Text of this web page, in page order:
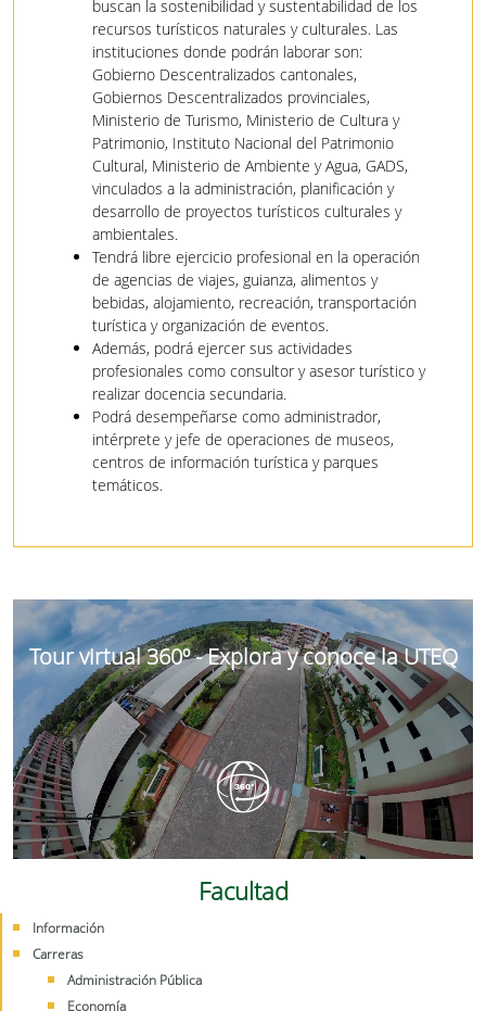
buscan la sostenibilidad y sustentabilidad de los
recursos turísticos naturales y culturales. Las
instituciones donde podrán laborar son:
Gobierno Descentralizados cantonales,
Gobiernos Descentralizados provinciales,
Ministerio de Turismo, Ministerio de Cultura y
Patrimonio, Instituto Nacional del Patrimonio
Cultural, Ministerio de Ambiente y Agua, GADS,
vinculados a la administración, planificación y
desarrollo de proyectos turísticos culturales y
ambientales.
Tendrá libre ejercicio profesional en la operación
de agencias de viajes, guianza, alimentos y
bebidas, alojamiento, recreación, transportación
turística y organización de eventos.
Además, podrá ejercer sus actividades
profesionales como consultor y asesor turístico y
realizar docencia secundaria.
Podrá desempeñarse como administrador,
intérprete y jefe de operaciones de museos,
centros de información turística y parques
temáticos.
Tour virtual 360º - Explora y conoce la UTEQ
Facultad
Información
Carreras
Administración Pública
Economía